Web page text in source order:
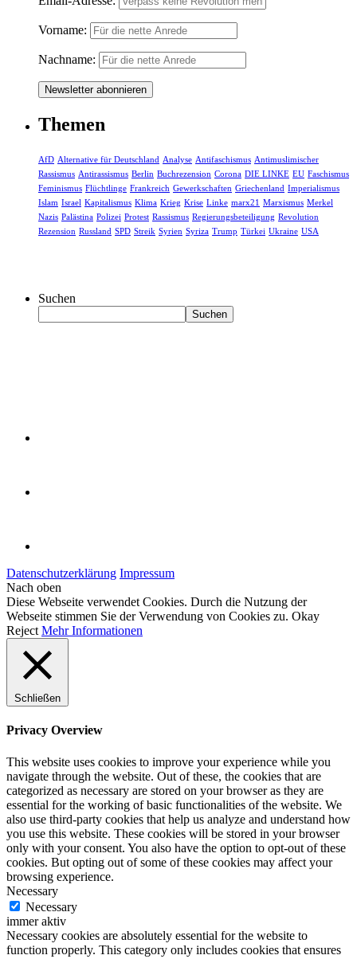
Vorname:
Nachname:
Themen
AfD Alternative für Deutschland Analyse Antifaschismus Antimuslimischer
Rassismus Antirassismus Berlin Buchrezension Corona DIE LINKE EU Faschismus
Feminismus Flüchtlinge Frankreich Gewerkschaften Griechenland Imperialismus
Islam Israel Kapitalismus Klima Krieg Krise Linke marx21 Marxismus Merkel
Nazis Palästina Polizei Protest Rassismus Regierungsbeteiligung Revolution
Rezension Russland SPD Streik Syrien Syriza Trump Türkei Ukraine USA
Suchen
Suchen
Datenschutzerklärung Impressum
Nach oben
Diese Webseite verwendet Cookies. Durch die Nutzung der
Webseite stimmen Sie der Verwendung von Cookies zu. Okay
Reject Mehr Informationen
Schließen
Privacy Overview
This website uses cookies to improve your experience while you
navigate through the website. Out of these, the cookies that are
categorized as necessary are stored on your browser as they are
essential for the working of basic functionalities of the website. We
also use third-party cookies that help us analyze and understand how
you use this website. These cookies will be stored in your browser
only with your consent. You also have the option to opt-out of these
cookies. But opting out of some of these cookies may affect your
browsing experience.
Necessary
Necessary
immer aktiv
Necessary cookies are absolutely essential for the website to
function properly. This category only includes cookies that ensures